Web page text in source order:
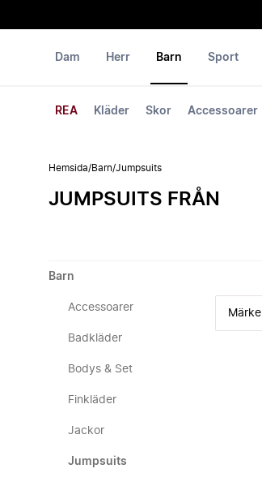
Dam Herr Barn
REA Kläder Skor Accessoarer
Sport
Hemsida/Barn/Jumpsuits
JUMPSUITS FRÅN
Barn
Accessoarer
Badkläder
Bodys & Set
Finkläder
Jackor
Jumpsuits
Märke